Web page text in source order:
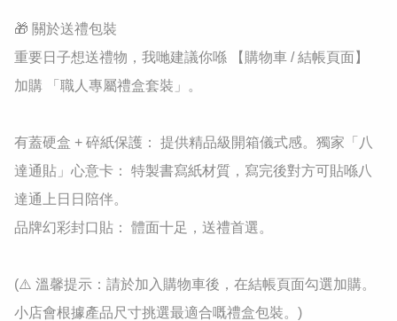
🎁 關於送禮包裝
重要日子想送禮物，我哋建議你喺 【購物車 / 結帳頁面】
加購 「職人專屬禮盒套裝」。
有蓋硬盒 + 碎紙保護： 提供精品級開箱儀式感。獨家「八
達通貼」心意卡： 特製書寫紙材質，寫完後對方可貼喺八
達通上日日陪伴。
品牌幻彩封口貼： 體面十足，送禮首選。
(⚠️ 溫馨提示：請於加入購物車後，在結帳頁面勾選加購。
小店會根據產品尺寸挑選最適合嘅禮盒包裝。)